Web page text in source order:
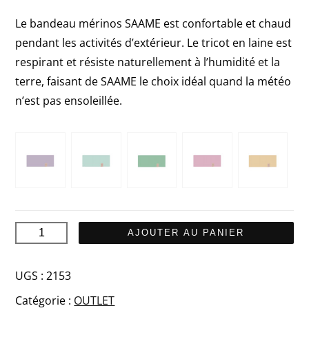
était :
39,90€.
est :
19,95€.
Le bandeau mérinos SAAME est confortable et chaud
pendant les activités d’extérieur. Le tricot en laine est
respirant et résiste naturellement à l’humidité et la
terre, faisant de SAAME le choix idéal quand la météo
n’est pas ensoleillée.
quantité
SAAME
bandeau
AJOUTER AU PANIER
UGS :2153
Catégorie : OUTLET